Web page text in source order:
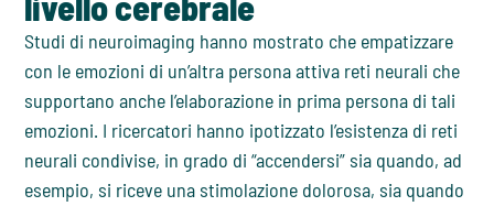
Studi di neuroimaging hanno mostrato che empatizzare
con le emozioni di un’altra persona attiva reti neurali che
supportano anche l’elaborazione in prima persona di tali
emozioni. I ricercatori hanno ipotizzato l’esistenza di reti
neurali condivise, in grado di “accendersi” sia quando, ad
esempio, si riceve una stimolazione dolorosa, sia quando